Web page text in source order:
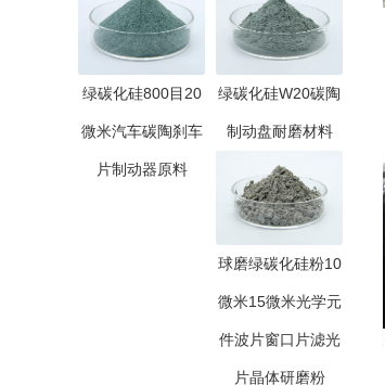
绿碳化硅800目20
微米汽车碳陶刹车
片制动器原料
绿碳化硅W20碳陶
制动盘耐磨材料
球磨绿碳化硅粉10
微米15微米光学元
件波片窗口片滤光
片晶体研磨粉